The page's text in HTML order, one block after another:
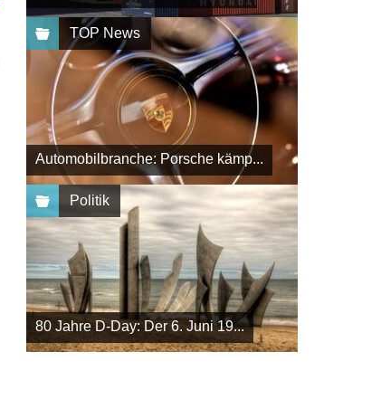
TOP News
Automobilbranche: Porsche kämp...
Politik
80 Jahre D-Day: Der 6. Juni 19...